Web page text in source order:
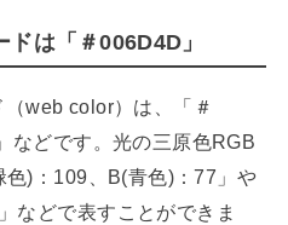
ドは「＃006D4D」
（web color）は、「＃
などです。光の三原色RGB
)：109、B(青色)：77」や
などで表すことができま